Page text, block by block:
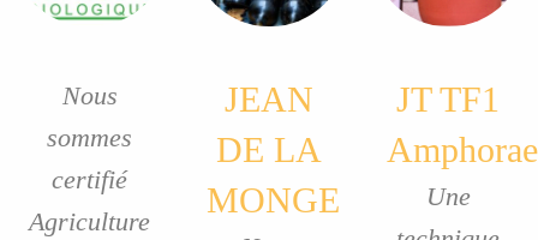
Nous
sommes
certifié
Agriculture
JEAN
DE LA
MONGE
JT TF1
Amphorae
Une